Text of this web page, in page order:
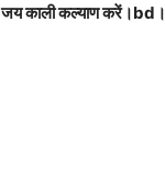
जय काली कल्याण करें।bd।